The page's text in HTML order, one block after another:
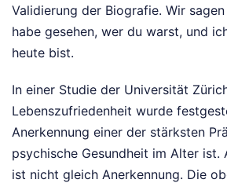
Validierung der Biografie. Wir
habe gesehen, wer du warst, und
heute bist.
In einer Studie der Universität
Lebenszufriedenheit wurde
Anerkennung einer der stärksten
psychische Gesundheit im Alter ist.
ist nicht gleich Anerkennung. Die